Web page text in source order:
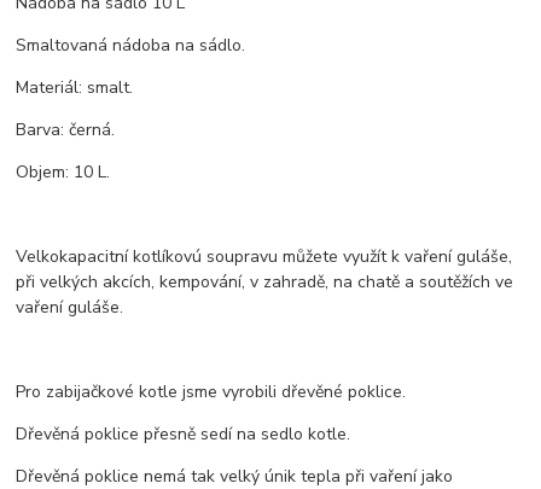
Smaltovaná nádoba na sádlo.
Materiál: smalt.
Barva: černá.
Objem: 10 L.
Velkokapacitní kotlíkovú soupravu můžete využít k vaření guláše,
při velkých akcích, kempování, v zahradě, na chatě a soutěžích ve
vaření guláše.
Pro zabijačkové kotle jsme vyrobili dřevěné poklice.
Dřevěná poklice přesně sedí na sedlo kotle.
Dřevěná poklice nemá tak velký únik tepla při vaření jako